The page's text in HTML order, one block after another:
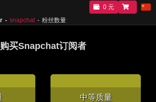
snapchat 粉丝数量
0 元
购买Snapchat订阅者
中等质量